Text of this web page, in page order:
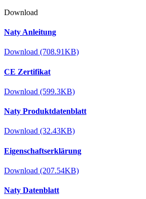
Download
Naty Anleitung
Download (708.91KB)
CE Zertifikat
Download (599.3KB)
Naty Produktdatenblatt
Download (32.43KB)
Eigenschaftserklärung
Download (207.54KB)
Naty Datenblatt